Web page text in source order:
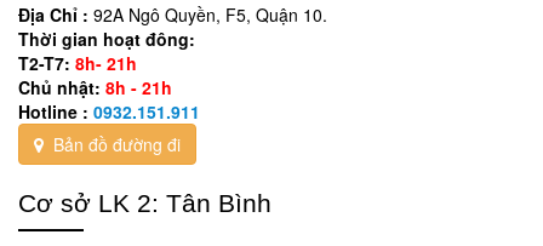
Địa Chỉ : 92A Ngô Quyền, F5, Quận 10.
Thời gian hoạt đông:
T2-T7: 8h- 21h
Chủ nhật: 8h - 21h
Hotline : 0932.151.911
Bản đồ đường đi
Cơ sở LK 2: Tân Bình